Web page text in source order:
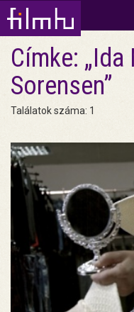
Címke:
Sorensen”
Találatok száma: 1